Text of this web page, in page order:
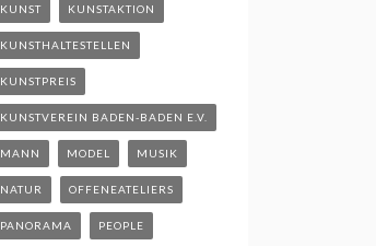
KUNST KUNSTAKTION
KUNSTHALTESTELLEN
KUNSTPREIS
KUNSTVEREIN BADEN-BADEN E.V.
MANN MODEL MUSIK
NATUR OFFENEATELIERS
PANORAMA PEOPLE